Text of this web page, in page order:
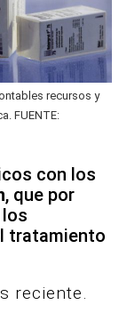
recursos y
FUENTE:
con los
, que por
tratamiento
reciente.